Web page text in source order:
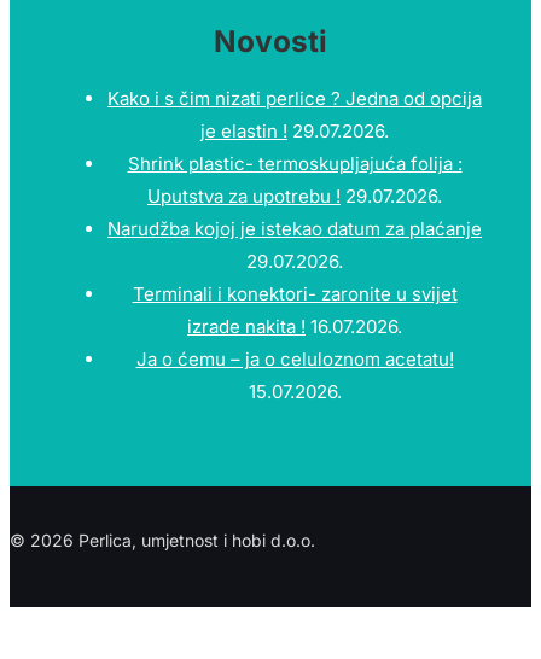
Novosti
Kako i s čim nizati perlice ? Jedna od opcija
je elastin ! 29.07.2026.
Shrink plastic- termoskupljajuća folija :
Uputstva za upotrebu ! 29.07.2026.
Narudžba kojoj je istekao datum za plaćanje
29.07.2026.
Terminali i konektori- zaronite u svijet
izrade nakita ! 16.07.2026.
Ja o ćemu – ja o celuloznom acetatu!
15.07.2026.
© 2026 Perlica, umjetnost i hobi d.o.o.